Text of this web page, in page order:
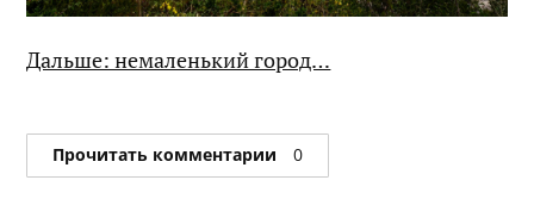
Дальше: немаленький город…
Прочитать комментарии 0